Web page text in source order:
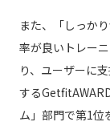
また、「しっか
率が良いトレー
り、ユーザーに
する
ム」部門で第1位